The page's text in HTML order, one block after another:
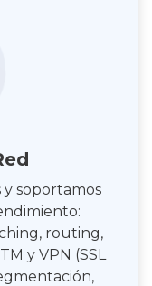
y soportamos
routing,
y VPN (SSL